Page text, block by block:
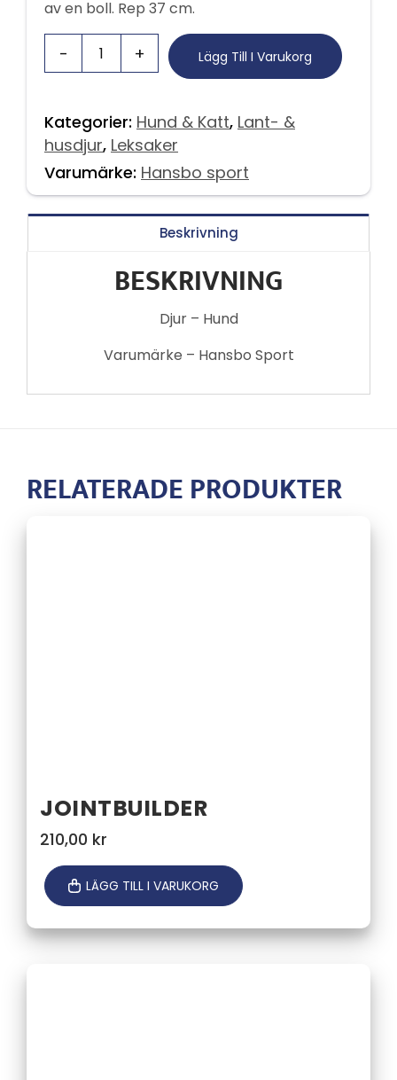
av en boll. Rep 37 cm.
Lägg Till I Varukorg
Kategorier: Hund & Katt, Lant- &
husdjur, Leksaker
Varumärke: Hansbo sport
Beskrivning
BESKRIVNING
Djur – Hund
Varumärke – Hansbo Sport
RELATERADE PRODUKTER
JOINTBUILDER
210,00 kr
LÄGG TILL I VARUKORG